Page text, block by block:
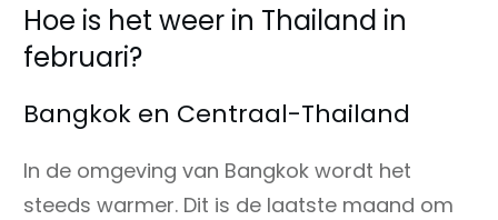
Hoe is het weer in Thailand in
februari?
Bangkok en Centraal-Thailand
In de omgeving van Bangkok wordt het
steeds warmer. Dit is de laatste maand om